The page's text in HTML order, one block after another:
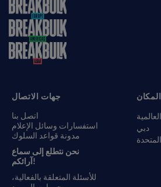
المكان
دبي
جهات الاتصال
اتصل بنا
استفسارات وسائل الإعلام
مدونة قواعد السلوك
نحن نتطلع إلى سماع
آرائكم!
للأسئلة المتعلقة بالفعالية،